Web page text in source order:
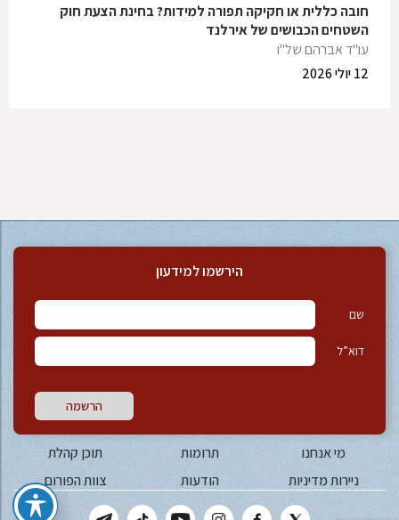
חובה כללית או חקיקה תפורה למידות? בחינת הצעת חוק
השטחים הכבושים של אירלנד
עו"ד אברהם של"ו
12 יולי 2026
הירשמו למידעון
שם
דוא”ל
הרשמה
מי אנחנו תרומות
תוכן קהלת
ניירות מדיניות
הודעות צוות הפורום